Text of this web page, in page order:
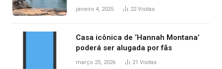
desabamento da ponte entre MA e
janeiro 4, 2025 22Visitas
Casa icônica de ‘Hannah Montana’
poderá ser alugada por fãs
março 25, 2026 21 Visitas